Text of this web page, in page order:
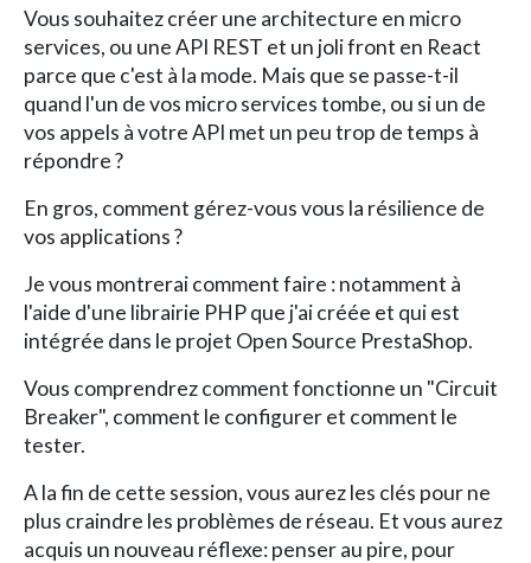
Vous souhaitez créer une architecture en micro
services, ou une API REST et un joli front en React
parce que c'est à la mode. Mais que se passe-t-il
quand l'un de vos micro services tombe, ou si un de
vos appels à votre API met un peu trop de temps à
répondre ?
En gros, comment gérez-vous vous la résilience de
vos applications ?
Je vous montrerai comment faire : notamment à
l'aide d'une librairie PHP que j'ai créée et qui est
intégrée dans le projet Open Source PrestaShop.
Vous comprendrez comment fonctionne un "Circuit
Breaker", comment le configurer et comment le
tester.
A la fin de cette session, vous aurez les clés pour ne
plus craindre les problèmes de réseau. Et vous aurez
acquis un nouveau réflexe: penser au pire, pour